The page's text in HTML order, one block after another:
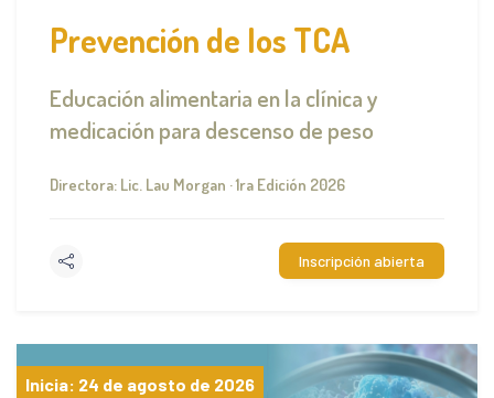
Prevención de los TCA
Educación alimentaria en la clínica y
medicación para descenso de peso
Directora: Lic. Lau Morgan · 1ra Edición 2026
Inscripción abierta
Inicia: 24 de agosto de 2026